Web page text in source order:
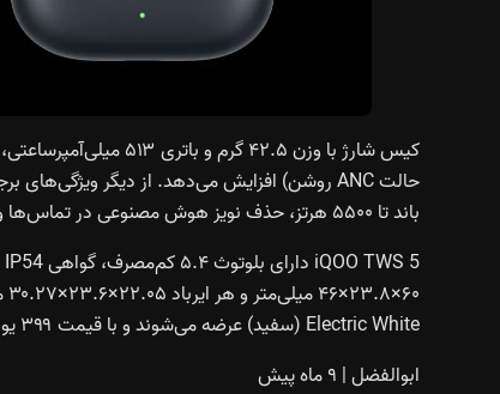
باند تا ۵۵۰۰ هرتز، حذف نویز هوش مصنوعی در تماس‌ها و حالت شفافیت دوگانه اشاره کرد.
Electric White (سفید) عرضه می‌شوند و با قیمت ۳۹۹ یوان (حدود ۵۶ دلار) از ۲۵ اکتبر (۳ آبان) در بازار چین در دسترس خواهند بود.
ابوالفضل| ۹ ماه پیش